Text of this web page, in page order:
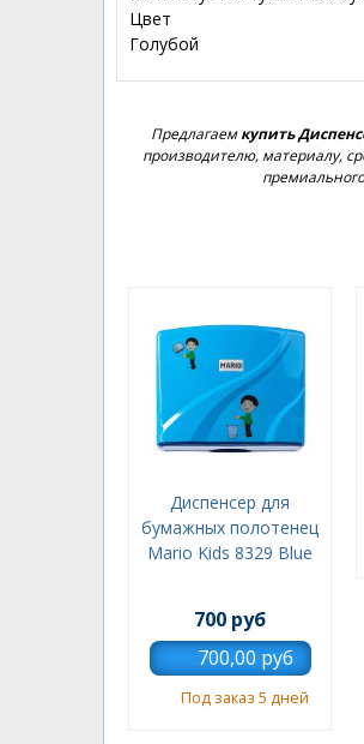
Цвет
Голубой
Предлагаемкупить
производителю, материалу,
Диспенсер для
бумажных полотенец
Mario Kids 8329 Blue
700 руб
Под заказ 5 дней